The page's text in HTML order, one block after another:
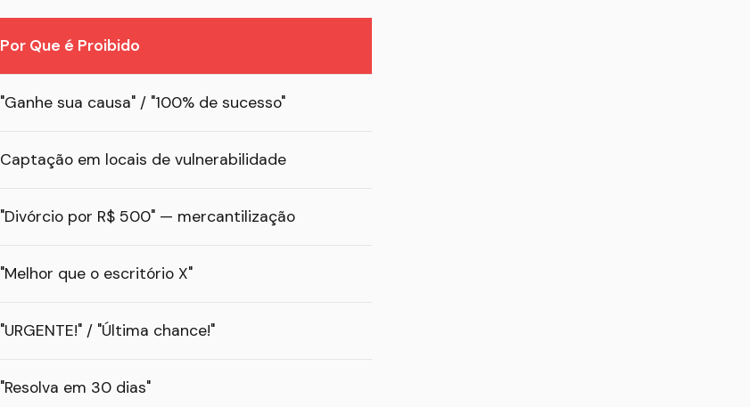
Por Que é Proibido
"Ganhe sua causa" / "100% de sucesso"
Captação em locais de vulnerabilidade
"Divórcio por R$ 500" — mercantilização
"Melhor que o escritório X"
"URGENTE!" / "Última chance!"
"Resolva em 30 dias"